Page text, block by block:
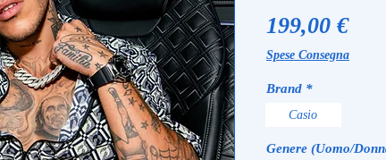
199,00 €
Spese Consegna
Brand *
Casio
Genere (Uomo/